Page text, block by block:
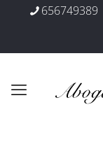
656749389